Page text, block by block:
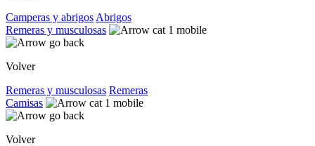
Camperas y abrigos Abrigos
Remeras y musculosas
Volver
Remeras y musculosas Remeras
Camisas
Volver